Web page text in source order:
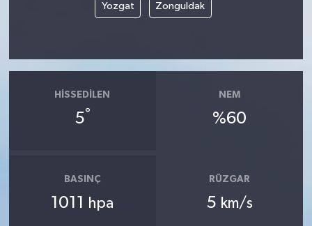
Yozgat Zonguldak
HISSEDILEN
5°
NEM
%60
BASINÇ
1011 hpa
RÜZGAR
5 km/s